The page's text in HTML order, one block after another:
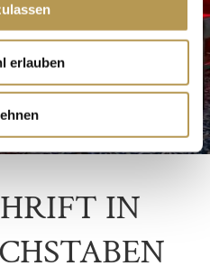
erlauben
IN